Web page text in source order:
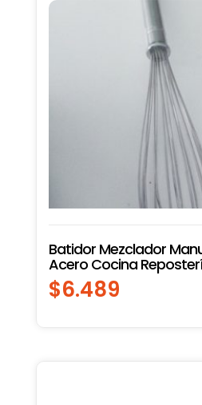
Batidor Mezclador
Acero Cocina
$6.489